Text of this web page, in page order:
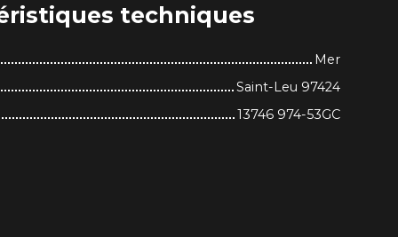
techniques
Mer
Saint-Leu 97424
13746 974-53GC